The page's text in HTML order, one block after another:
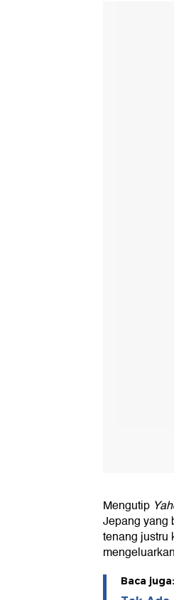
Mengutip
Jepang yang
tenang justru
Baca juga: